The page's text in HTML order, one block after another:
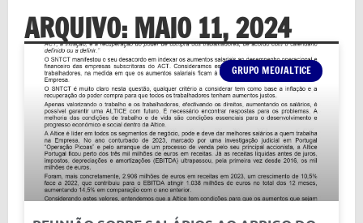
ARQUIVO: MAIO 11, 2024
GRUPO MEO/ALTICE